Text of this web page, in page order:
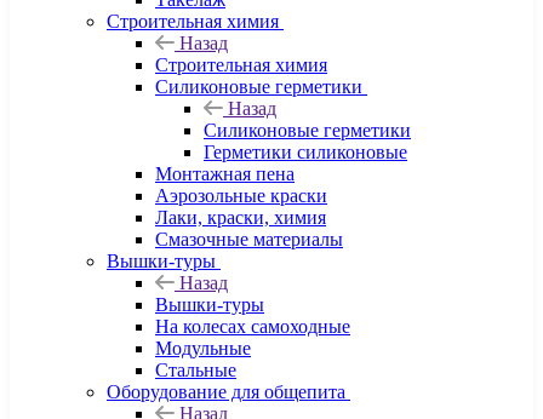
Строительная химия
Назад
Строительная химия
Силиконовые герметики
Назад
Силиконовые герметики
Герметики силиконовые
Монтажная пена
Аэрозольные краски
Лаки, краски, химия
Смазочные материалы
Вышки-туры
Назад
Вышки-туры
На колесах самоходные
Модульные
Стальные
Оборудование для общепита
Назад